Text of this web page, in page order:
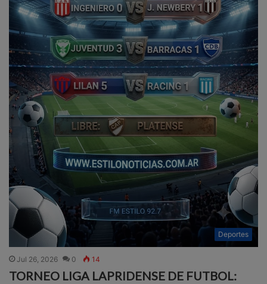
Deportes
Jul 26, 2026 0 14
TORNEO LIGA LAPRIDENSE DE FUTBOL: